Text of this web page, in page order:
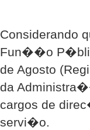
Considerando
Fun��o
de Agosto
da
cargos de
servi�o.